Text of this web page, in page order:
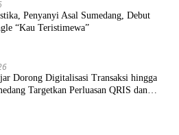
Penyanyi Asal Sumedang, Debut
“Kau Teristimewa”
Dorong Digitalisasi Transaksi hingga
Targetkan Perluasan QRIS dan